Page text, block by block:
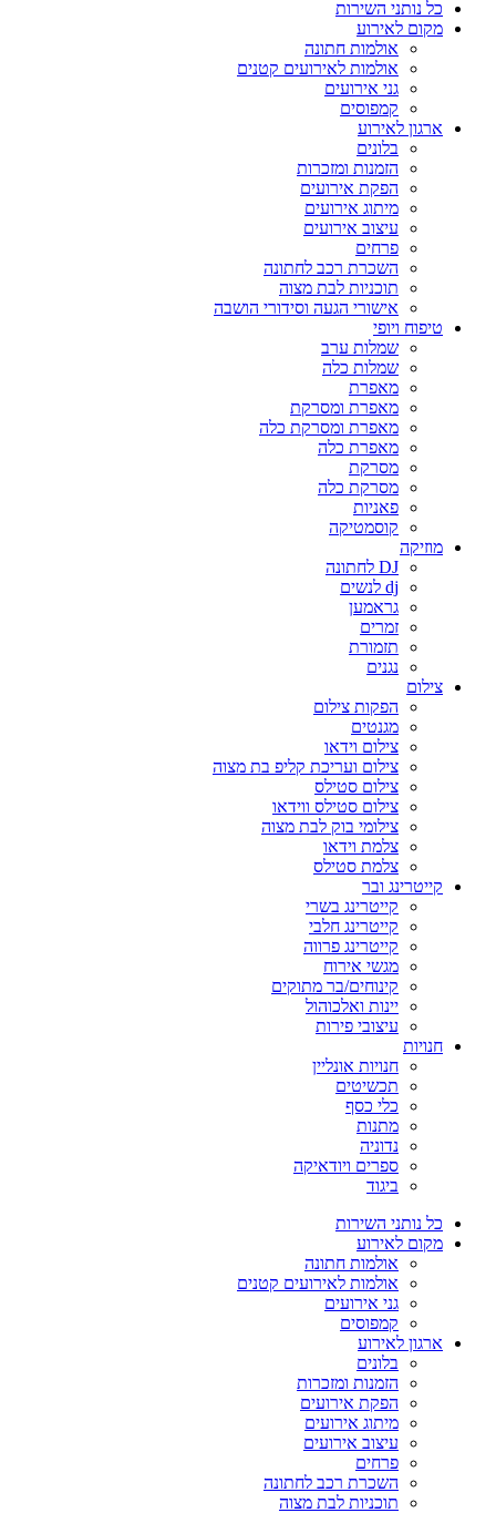
כל נותני השירות
מקום לאירוע
אולמות חתונה
אולמות לאירועים קטנים
גני אירועים
קמפוסים
ארגון לאירוע
בלונים
הזמנות ומזכרות
הפקת אירועים
מיתוג אירועים
עיצוב אירועים
פרחים
השכרת רכב לחתונה
תוכניות לבת מצוה
אישורי הגעה וסידורי הושבה
טיפוח ויופי
שמלות ערב
שמלות כלה
מאפרת
מאפרת ומסרקת
מאפרת ומסרקת כלה
מאפרת כלה
מסרקת
מסרקת כלה
פאניות
קוסמטיקה
מוזיקה
DJ לחתונה
dj לנשים
גראמען
זמרים
תזמורת
נגנים
צילום
הפקות צילום
מגנטים
צילום וידאו
צילום ועריכת קליפ בת מצוה
צילום סטילס
צילום סטילס ווידאו
צילומי בוק לבת מצוה
צלמת וידאו
צלמת סטילס
קייטרינג ובר
קייטרינג בשרי
קייטרינג חלבי
קייטרינג פרווה
מגשי אירוח
קינוחים/בר מתוקים
יינות ואלכוהול
עיצובי פירות
חנויות
חנויות אונליין
תכשיטים
כלי כסף
מתנות
נדוניה
ספרים ויודאיקה
ביגוד
כל נותני השירות
מקום לאירוע
אולמות חתונה
אולמות לאירועים קטנים
גני אירועים
קמפוסים
ארגון לאירוע
בלונים
הזמנות ומזכרות
הפקת אירועים
מיתוג אירועים
עיצוב אירועים
פרחים
השכרת רכב לחתונה
תוכניות לבת מצוה